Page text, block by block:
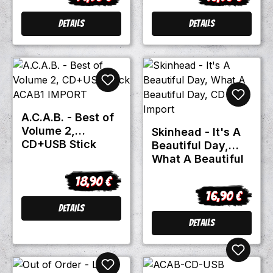
Details Details
A.C.A.B. - Best of
Volume 2,
CD+USB Stick
Regulärer Preis:
18,90 €
Details
Skinhead - It's A
Beautiful Day,
What A Beautiful
Regulärer
16,90 €
Details